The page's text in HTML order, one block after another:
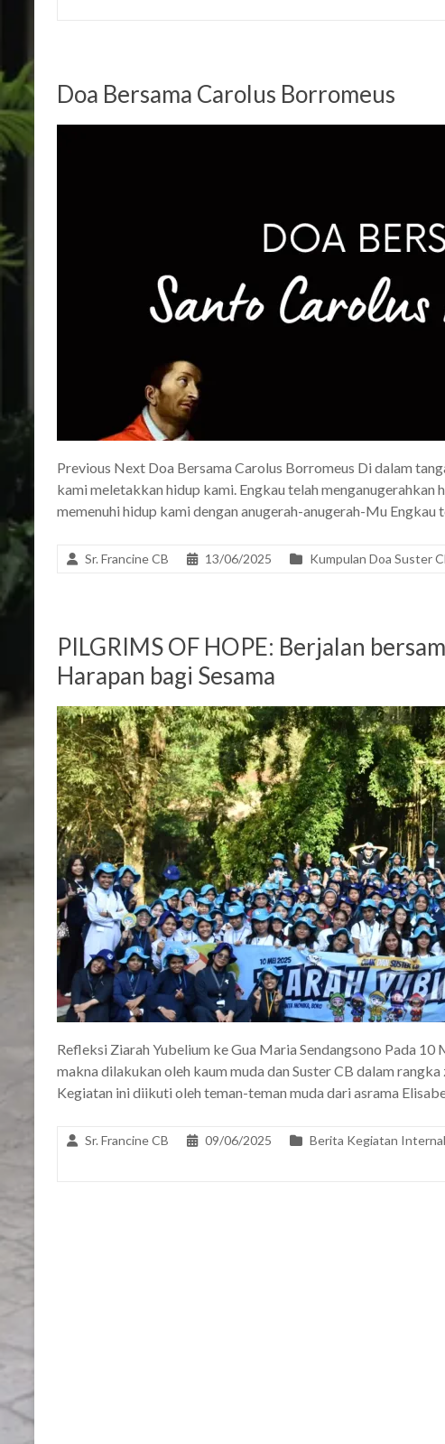
Doa Bersama Carolus Borromeus
Previous Next Doa Bersama Carolus Borromeus Di dalam
kami meletakkan hidup kami. Engkau telah
memenuhi hidup kami dengan anugerah-anugerah-Mu Engkau
Sr. Francine CB 13/06/2025 Kumpulan Doa Suster
PILGRIMS OF HOPE: Berjalan
Harapan bagi Sesama
Refleksi Ziarah Yubelium ke Gua Maria Sendangsono Pada
makna dilakukan oleh kaum muda dan Suster CB dalam
Kegiatan ini diikuti oleh teman-teman muda dari asrama
Sr. Francine CB 09/06/2025 Berita Kegiatan Internal